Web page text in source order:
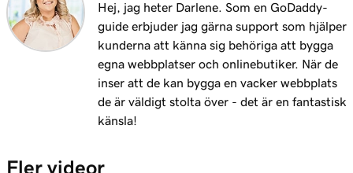
Lektion 15 (av 20)
Hantera och redigera onlinebetalningslänkar
1m 24s
Lektion 16 (av 20)
Anslut min domän till onlinebetalningslänkar
2m 4s
Lektion 17 (av 20)
Hej, jag heter Darlene. Som en GoDaddy-
guide erbjuder jag gärna support som hjälper
kunderna att känna sig behöriga att bygga
egna webbplatser och onlinebutiker. När de
inser att de kan bygga en vacker webbplats
de är väldigt stolta över - det är en fantastisk
känsla!
Fler videor